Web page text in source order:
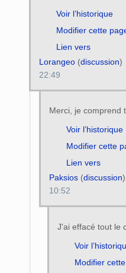
Voir l’historique
Modifier cette
Lien vers
Lorangeo(discussion)
22:49
Merci, je comprend
Voir l’historique
Modifier cette
Lien vers
Paksios(discussion)
10:52
J'ai effacé tout le
Voir
Modifier